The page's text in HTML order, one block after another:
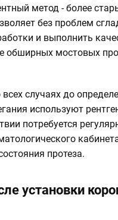
метод - более
без проблем
и выполнить
обширных мостовых
всех случаях до
используют
потребуется
протеза.
установки